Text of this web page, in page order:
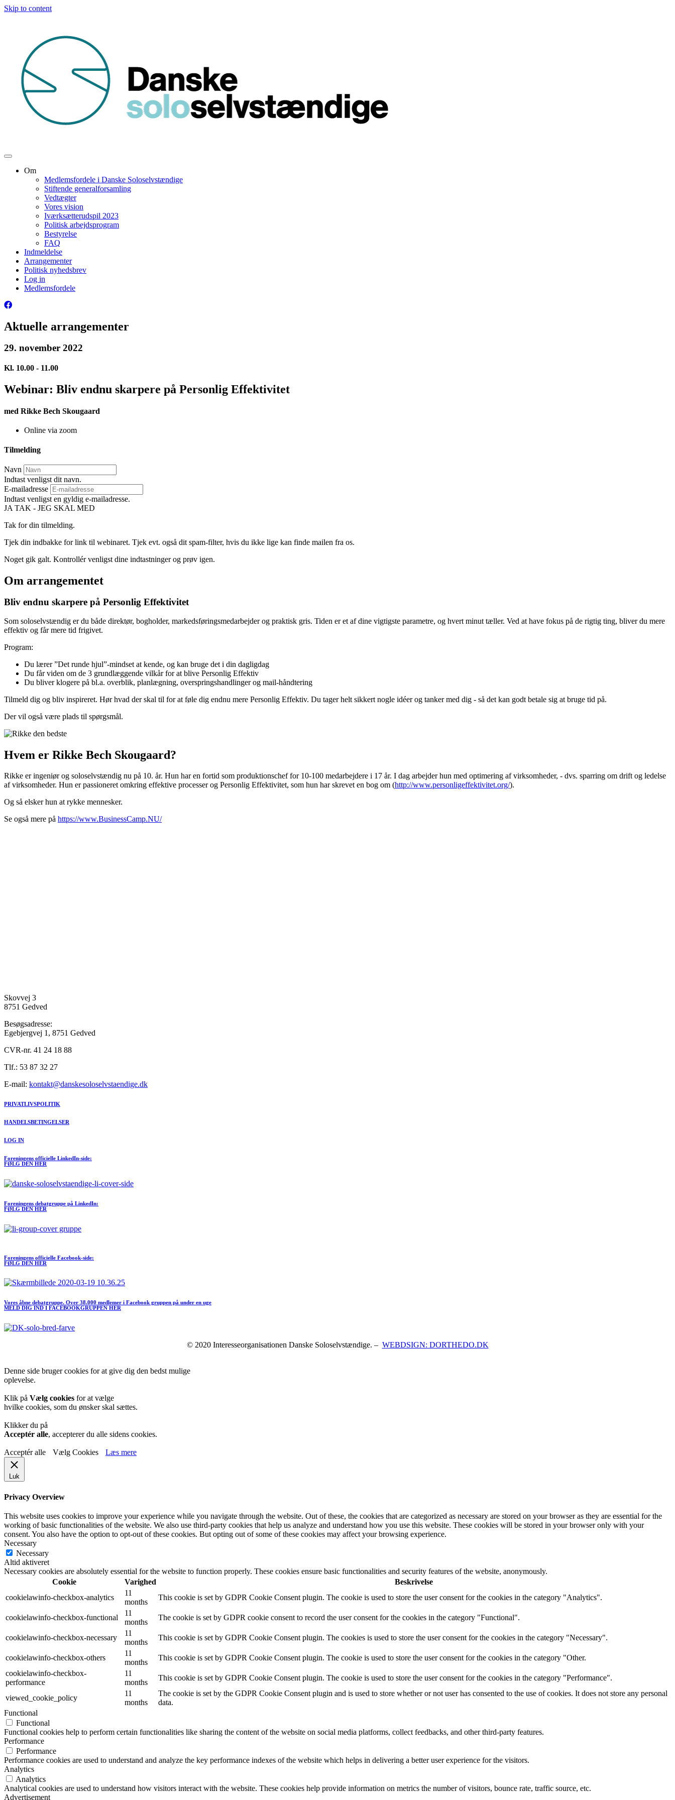
Skip to content
Om
Medlemsfordele i Danske Soloselvstændige
Stiftende generalforsamling
Vedtægter
Vores vision
Iværksætterudspil 2023
Politisk arbejdsprogram
Bestyrelse
FAQ
Indmeldelse
Arrangementer
Politisk nyhedsbrev
Log in
Medlemsfordele
Aktuelle arrangementer
29. november 2022
Kl. 10.00 - 11.00
Webinar: Bliv endnu skarpere på Personlig Effektivitet
med Rikke Bech Skougaard
Online via zoom
Tilmelding
Navn
Indtast venligst dit navn.
E-mailadresse
Indtast venligst en gyldig e-mailadresse.
JA TAK - JEG SKAL MED
Tak for din tilmelding.
Tjek din indbakke for link til webinaret. Tjek evt. også dit spam-filter, hvis du ikke lige kan finde mailen fra os.
Noget gik galt. Kontrollér venligst dine indtastninger og prøv igen.
Om arrangementet
Bliv endnu skarpere på Personlig Effektivitet
Som soloselvstændig er du både direktør, bogholder, markedsføringsmedarbejder og praktisk gris. Tiden er et af dine vigtigste parametre, og hvert minut tæller. Ved at have fokus på de rigtig ting, bliver du mere
effektiv og får mere tid frigivet.
Program:
Du lærer ”Det runde hjul”-mindset at kende, og kan bruge det i din dagligdag
Du får viden om de 3 grundlæggende vilkår for at blive Personlig Effektiv
Du bliver klogere på bl.a. overblik, planlægning, overspringshandlinger og mail-håndtering
Tilmeld dig og bliv inspireret. Hør hvad der skal til for at føle dig endnu mere Personlig Effektiv. Du tager helt sikkert nogle idéer og tanker med dig - så det kan godt betale sig at bruge tid på.
Der vil også være plads til spørgsmål.
Hvem er Rikke Bech Skougaard?
Rikke er ingeniør og soloselvstændig nu på 10. år. Hun har en fortid som produktionschef for 10-100 medarbejdere i 17 år. I dag arbejder hun med optimering af virksomheder, - dvs. sparring om drift og ledelse
af virksomheder. Hun er passioneret omkring effektive processer og Personlig Effektivitet, som hun har skrevet en bog om (http://www.personligeffektivitet.org/).
Og så elsker hun at rykke mennesker.
Se også mere på https://www.BusinessCamp.NU/
Skovvej 3
8751 Gedved
Besøgsadresse:
Egebjergvej 1, 8751 Gedved
CVR-nr. 41 24 18 88
Tlf.: 53 87 32 27
E-mail: kontakt@danskesoloselvstaendige.dk
PRIVATLIVSPOLITIK
HANDELSBETINGELSER
LOG IN
Foreningens officielle LinkedIn-side:
FØLG DEN HER
Foreningens debatgruppe på LinkedIn:
FØLG DEN HER
Foreningens officielle Facebook-side:
FØLG DEN HER
Vores åbne debatgruppe. Over 38.000 medlemer i Facebook gruppen på under en uge
MELD DIG IND I FACEBOOKGRUPPEN HER
© 2020 Interesseorganisationen Danske Soloselvstændige. – WEBDSIGN: DORTHEDO.DK
Denne side bruger cookies for at give dig den bedst mulige
oplevelse.
Klik på Vælg cookies for at vælge
hvilke cookies, som du ønsker skal sættes.
Klikker du på
Acceptér alle, accepterer du alle sidens cookies.
Acceptér alle Vælg Cookies Læs mere
Luk
Privacy Overview
This website uses cookies to improve your experience while you navigate through the website. Out of these, the cookies that are categorized as necessary are stored on your browser as they are essential for the
working of basic functionalities of the website. We also use third-party cookies that help us analyze and understand how you use this website. These cookies will be stored in your browser only with your
consent. You also have the option to opt-out of these cookies. But opting out of some of these cookies may affect your browsing experience.
Necessary
Necessary
Altid aktiveret
Necessary cookies are absolutely essential for the website to function properly. These cookies ensure basic functionalities and security features of the website, anonymously.
Cookie
Varighed
Beskrivelse
cookielawinfo-checkbox-analytics
11
months
This cookie is set by GDPR Cookie Consent plugin. The cookie is used to store the user consent for the cookies in the category "Analytics".
cookielawinfo-checkbox-functional
11
months
The cookie is set by GDPR cookie consent to record the user consent for the cookies in the category "Functional".
cookielawinfo-checkbox-necessary
11
months
This cookie is set by GDPR Cookie Consent plugin. The cookies is used to store the user consent for the cookies in the category "Necessary".
cookielawinfo-checkbox-others
11
months
This cookie is set by GDPR Cookie Consent plugin. The cookie is used to store the user consent for the cookies in the category "Other.
cookielawinfo-checkbox-
performance
11
months
This cookie is set by GDPR Cookie Consent plugin. The cookie is used to store the user consent for the cookies in the category "Performance".
viewed_cookie_policy
11
months
The cookie is set by the GDPR Cookie Consent plugin and is used to store whether or not user has consented to the use of cookies. It does not store any personal
data.
Functional
Functional
Functional cookies help to perform certain functionalities like sharing the content of the website on social media platforms, collect feedbacks, and other third-party features.
Performance
Performance
Performance cookies are used to understand and analyze the key performance indexes of the website which helps in delivering a better user experience for the visitors.
Analytics
Analytics
Analytical cookies are used to understand how visitors interact with the website. These cookies help provide information on metrics the number of visitors, bounce rate, traffic source, etc.
Advertisement